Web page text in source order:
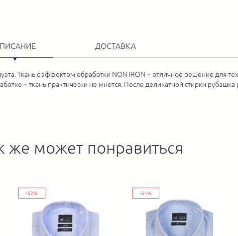
ДОСТАВКА
Ткань с эффектом обработки NON IRON – отличное решение для
– ткань практически не мнется. После деликатной стирки рубашка
же может понравиться
-52% -31%